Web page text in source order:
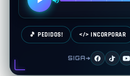
🎵 PEDIDOS! </> INCORPORAR
SIGA➔